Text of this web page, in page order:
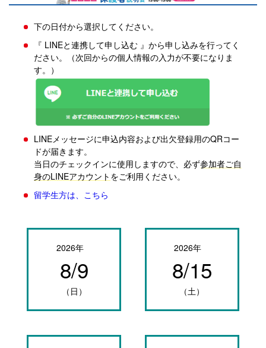
下の日付から選択してください。
『 LINEと連携して申し込む 』から申し込みを行ってく
ださい。（次回からの個人情報の入力が不要になりま
す。）
LINEメッセージに申込内容および出欠登録用のQRコー
ドが届きます。
当日のチェックインに使用しますので、必ず参加者ご自
身のLINEアカウント をご利用ください。
留学生方は、こちら
2026年
8/9
（日）
2026年
8/15
（土）